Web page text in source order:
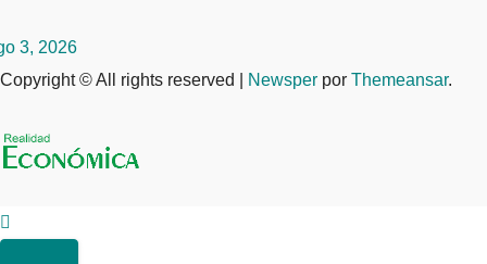
3, 2026
Copyright © All rights reserved
Newsper por Themeansar.